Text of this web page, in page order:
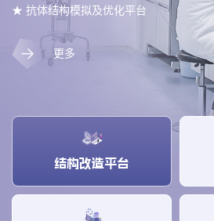
★ 抗体结构模拟及优化平台
更多
结构改造平台